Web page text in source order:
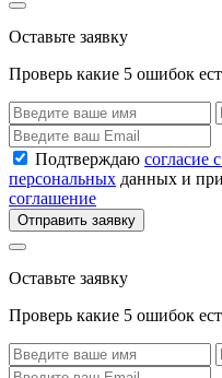
Оставьте заявку
Проверь какие 5 ошибок
Подтверждаю согласие
персональных данных и
соглашение
Отправить заявку
Оставьте заявку
Проверь какие 5 ошибок